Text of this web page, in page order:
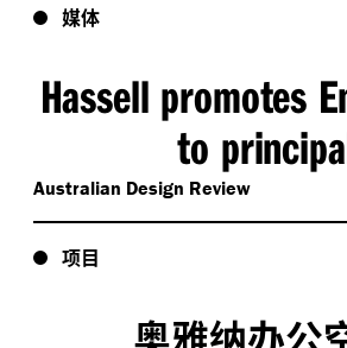
媒体
Hassell promotes
to
Australian Design Review
项目
奥雅纳办公